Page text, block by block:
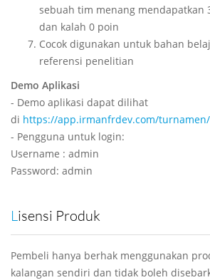
sebuah tim menang mendapatkan
dan kalah 0 poin
Cocok digunakan untuk bahan
referensi penelitian
Demo Aplikasi
- Demo aplikasi dapat dilihat
di https://app.irmanfrdev.com/turnamen/
- Pengguna untuk login:
Username : admin
Password: admin
Lisensi Produk
Pembeli hanya berhak menggunakan
kalangan sendiri dan tidak boleh